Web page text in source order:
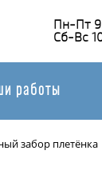
Пн-Пт
Сб-Вс
работы
забор плетёнка